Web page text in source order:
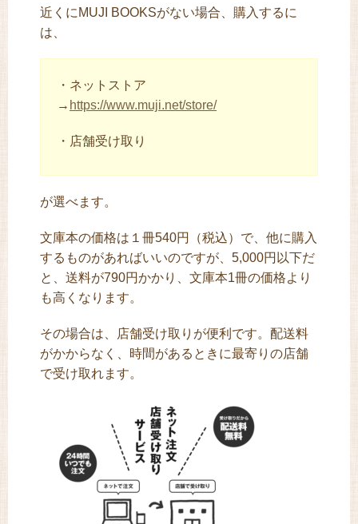
近くにMUJI BOOKSがない場合、購入するに
は、
・ネットストア
→ https://www.muji.net/store/
・店舗受け取り
が選べます。
文庫本の価格は１冊540円（税込）で、他に購入
するものがあればいいのですが、5,000円以下だ
と、送料が790円かかり、文庫本1冊の価格より
も高くなります。
その場合は、店舗受け取りが便利です。配送料
がかからなく、時間があるときに最寄りの店舗
で受け取れます。